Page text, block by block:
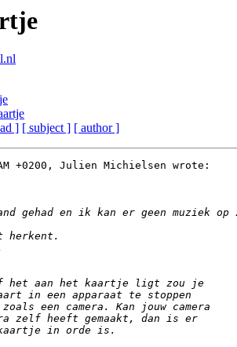
] [ subject ] [ author ]
+0200, Julien Michielsen wrote: